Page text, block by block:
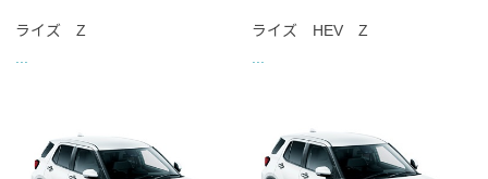
ライズ Z
ライズ HEV Z